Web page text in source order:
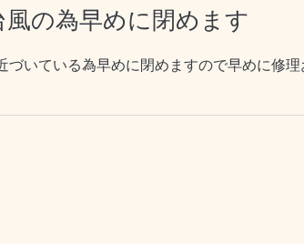
風の為早めに閉めます
づいている為早めに閉めますので早めに修